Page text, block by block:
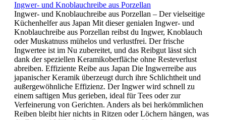
Ingwer- und Knoblauchreibe aus Porzellan
Ingwer- und Knoblauchreibe aus Porzellan – Der vielseitige
Küchenhelfer aus Japan Mit dieser genialen Ingwer- und
Knoblauchreibe aus Porzellan reibst du Ingwer, Knoblauch
oder Muskatnuss mühelos und verlustfrei. Der frische
Ingwertee ist im Nu zubereitet, und das Reibgut lässt sich
dank der speziellen Keramikoberfläche ohne Resteverlust
abreiben. Effiziente Reibe aus Japan Die Ingwerreibe aus
japanischer Keramik überzeugt durch ihre Schlichtheit und
außergewöhnliche Effizienz. Der Ingwer wird schnell zu
einem saftigen Mus gerieben, ideal für Tees oder zur
Verfeinerung von Gerichten. Anders als bei herkömmlichen
Reiben bleibt hier nichts in Ritzen oder Löchern hängen, was